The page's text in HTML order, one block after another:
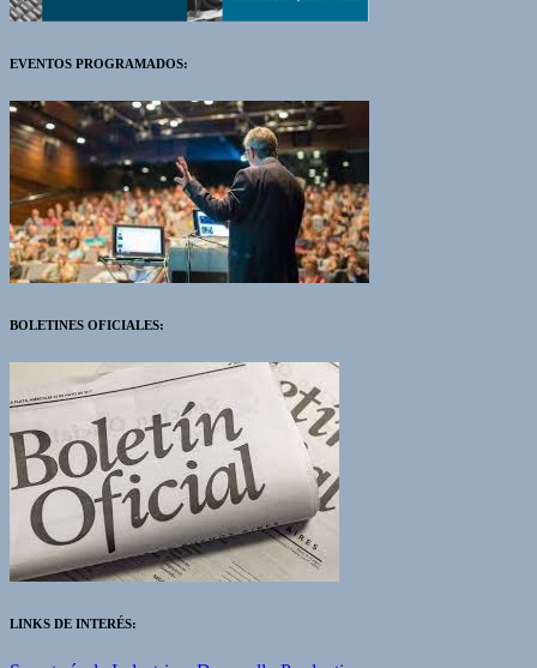
EVENTOS PROGRAMADOS:
BOLETINES OFICIALES:
LINKS DE INTERÉS: